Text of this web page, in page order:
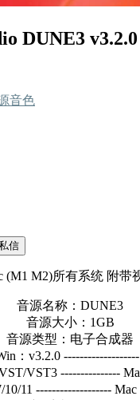
DUNE3
音色
信
(M1 M2)所有系统 附带
音源名称：DUNE3
音源大小：1GB
音源类型：电子合成器
：v3.2.0
VST3 ---------------
11 -------------------